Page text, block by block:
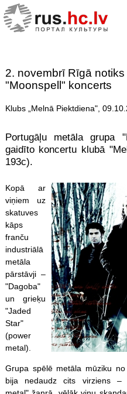
2. novembrī Rīgā
"Moonspell" koncerts
Klubs „Melnā Piektdiena",
Portugāļu metāla grupa
gaidīto koncertu klubā
193c).
Kopā ar
viņiem uz
skatuves
kāps
franču
industriālā
metāla
pārstāvji –
"Dagoba"
un grieķu
"Jaded
Star"
(power
metal).
Grupa spēlē metāla mūziku
bija nedaudz cits virziens